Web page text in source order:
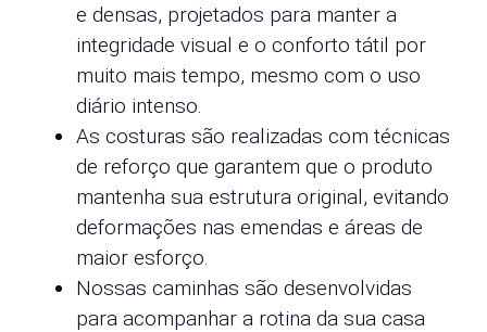
e densas, projetados para manter a
integridade visual e o conforto tátil por
muito mais tempo, mesmo com o uso
diário intenso.
As costuras são realizadas com técnicas
de reforço que garantem que o produto
mantenha sua estrutura original, evitando
deformações nas emendas e áreas de
maior esforço.
Nossas caminhas são desenvolvidas
para acompanhar a rotina da sua casa